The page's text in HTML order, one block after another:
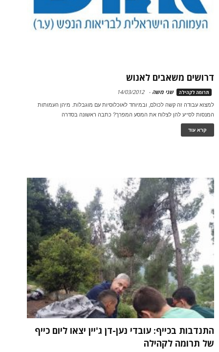
דרושים משאבים לאנוש
תרומה לקהילה שני משה -
14/03/2012
למצוא עבודה זה קשה לכולם, ובמיוחד לאוכלוסיות עם מוגבלות. מיהן העמותות
המנסות לסייע להן לצלוח את המסע המפרך? כתבה ראשונה בסדרה
קרא עוד
התנדבות בכייף: עובדי נען-דן ג'יין יצאו ליום כייף
של תרומה לקהילה